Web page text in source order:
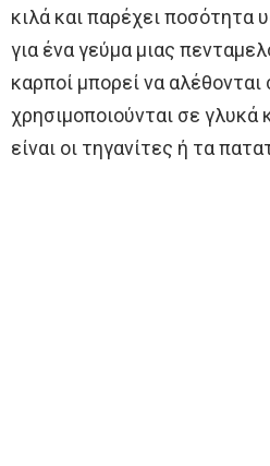
κιλά και παρέχει ποσότητα
για ένα γεύμα μιας
καρποί μπορεί να αλέθονται
χρησιμοποιούνται σε γλυκά
είναι οι τηγανίτες ή τα